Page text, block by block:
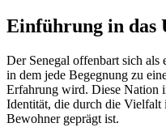
Einführung in das
Der Senegal offenbart sich
in dem jede Begegnung zu
Erfahrung wird. Diese Nation
Identität, die durch die Vielfalt
Bewohner geprägt ist.